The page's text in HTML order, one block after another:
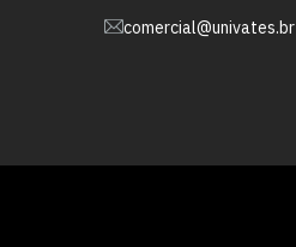
comercial@univates.br